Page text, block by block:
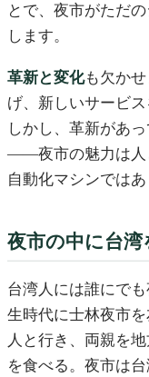
とで、夜市がただ
します。
革新と変化も欠か
げ、新しいサービ
しかし、革新があ
——夜市の魅力は人
自動化マシンではあ
夜市の中に台湾
台湾人には誰にで
生時代に士林夜市
人と行き、両親を
を食べる。夜市は